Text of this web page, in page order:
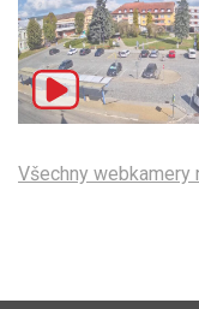
Všechny webkamery